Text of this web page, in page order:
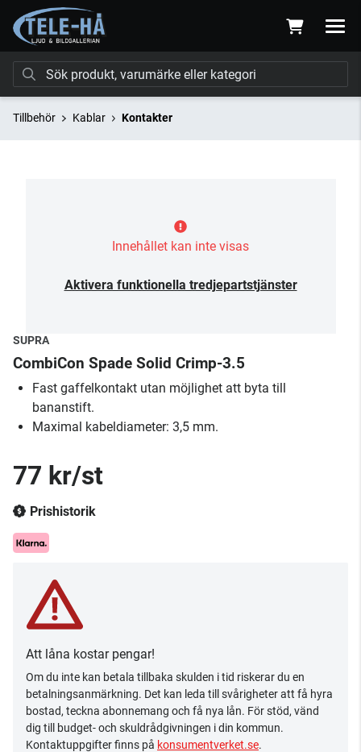
Tillbehör Kablar Kontakter
Innehållet kan inte visas
Aktivera funktionella tredjepartstjänster
SUPRA
CombiCon Spade Solid Crimp-3.5
Fast gaffelkontakt utan möjlighet att byta till
bananstift.
Maximal kabeldiameter: 3,5 mm.
77 kr/st
Prishistorik
Att låna kostar pengar!
Om du inte kan betala tillbaka skulden i tid riskerar du en
betalningsanmärkning. Det kan leda till svårigheter att få hyra
bostad, teckna abonnemang och få nya lån. För stöd, vänd
dig till budget- och skuldrådgivningen i din kommun.
Kontaktuppgifter finns på konsumentverket.se.